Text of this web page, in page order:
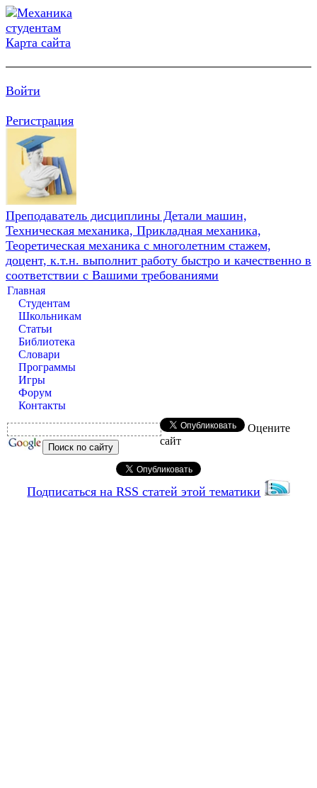
Карта сайта
Войти
Регистрация
Преподаватель дисциплины Детали машин,
Техническая механика, Прикладная механика,
Теоретическая механика с многолетним стажем,
доцент, к.т.н. выполнит работу быстро и качественно в
соответствии с Вашими требованиями
Главная
Студентам
Школьникам
Статьи
Библиотека
Словари
Программы
Игры
Форум
Контакты
Оцените
сайт
Подписаться на RSS статей этой тематики